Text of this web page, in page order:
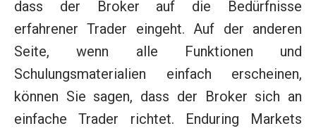
dass der Broker auf die Bedürfnisse
erfahrener Trader eingeht. Auf der anderen
Seite, wenn alle Funktionen und
Schulungsmaterialien einfach erscheinen,
können Sie sagen, dass der Broker sich an
einfache Trader richtet. Enduring Markets